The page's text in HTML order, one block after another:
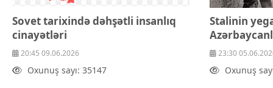
Sovet tarixində dəhşətli insanlıq
cinayətləri
20:45 09.06.2026
Oxunuş sayı: 35147
Stalinin
23:30
Oxunuş